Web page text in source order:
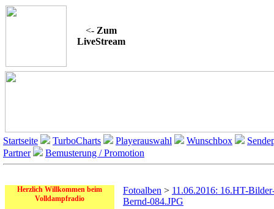
<- Zum
LiveStream
Startseite TurboCharts Playerauswahl Wunschbox
Partner
Bemusterung / Promotion
Herzlich Willkommen beim
Volldampfradio
Fotoalben > 11.06.2016: 16.HT-
Bernd-084.JPG